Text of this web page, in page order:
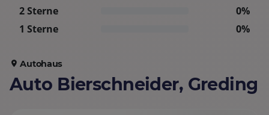
2 Sterne
0%
1 Sterne
0%
Autohaus
Auto Bierschneider, Greding